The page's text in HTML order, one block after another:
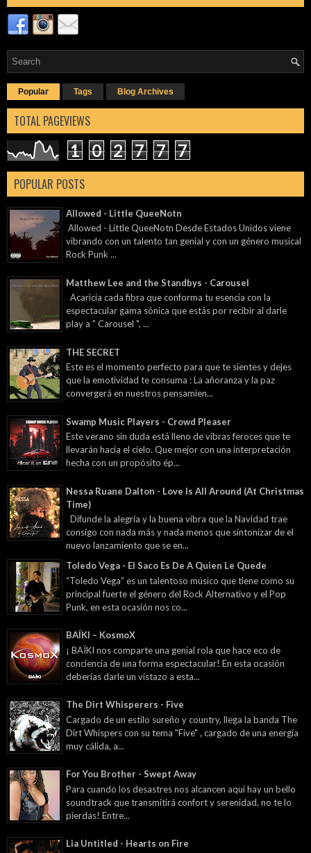
Popular Tags Blog Archives
TOTAL PAGEVIEWS
1 0 2 7 7 7
POPULAR POSTS
Allowed - Little QueeNotn
Allowed - Little QueeNotn Desde Estados Unidos viene
vibrando con un talento tan genial y con un género musical
Rock Punk ...
Matthew Lee and the Standbys - Carousel
Acaricia cada fibra que conforma tu esencia con la
espectacular gama sónica que estás por recibir al darle
play a " Carousel ", ...
THE SECRET
Este es el momento perfecto para que te sientes y dejes
que la emotividad te consuma : La añoranza y la paz
convergerá en nuestros pensamien...
Swamp Music Players - Crowd Pleaser
Este verano sin duda está lleno de vibras feroces que te
llevarán hacia el cielo. Que mejor con una interpretación
hecha con un propósito ép...
Nessa Ruane Dalton - Love Is All Around (At Christmas
Time)
Difunde la alegría y la buena vibra que la Navidad trae
consigo con nada más y nada menos que sintonizar de el
nuevo lanzamiento que se en...
Toledo Vega - El Saco Es De A Quien Le Quede
“Toledo Vega” es un talentoso músico que tiene como su
principal fuerte el género del Rock Alternativo y el Pop
Punk, en esta ocasión nos co...
BAÏKI – KosmoX
¡ BAÏKI nos comparte una genial rola que hace eco de
conciencia de una forma espectacular! En esta ocasión
deberías darle un vistazo a esta...
The Dirt Whisperers - Five
Cargado de un estilo sureño y country, llega la banda The
Dirt Whispers con su tema "Five" , cargado de una energía
muy cálida, a...
For You Brother - Swept Away
Para cuando los desastres nos alcancen aquí hay un bello
soundtrack que transmitirá confort y serenidad, no te lo
pierdas! Entre...
Lia Untitled - Hearts on Fire